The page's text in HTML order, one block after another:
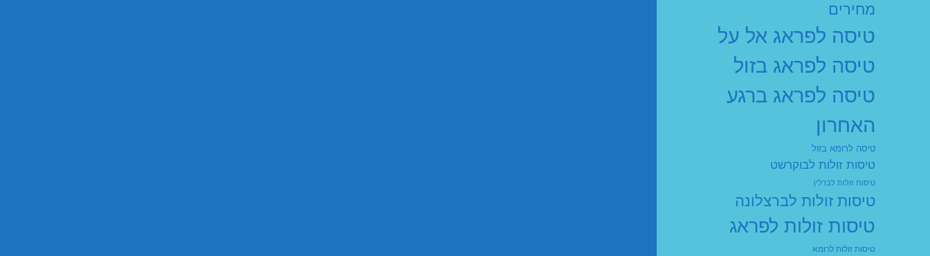
מחירים
טיסה לפראג אל על
טיסה לפראג בזול
טיסה לפראג ברגע
האחרון
טיסה לרומא בזול
טיסות זולות לבוקרשט
טיסות זולות לברלין
טיסות זולות לברצלונה
טיסות זולות לפראג
טיסות זולות לרומא